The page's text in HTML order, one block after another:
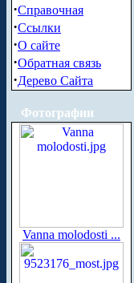
·Справочная
·Ссылки
·О сайте
·Обратная связь
·Дерево Сайта
Фотографии
Vanna molodosti ...